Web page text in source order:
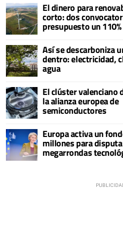
El dinero para
corto: dos
presupuesto un 110%
Así se descarboniza
dentro: electricidad,
agua
El clúster valenciano
la alianza europea de
semiconductores
Europa activa un
millones para
megarrondas